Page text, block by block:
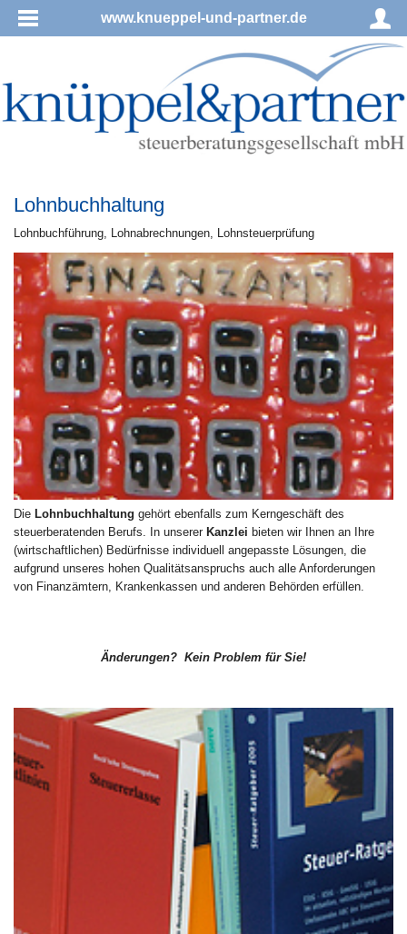
www.knueppel-und-partner.de
Lohnbuchhaltung
Lohn­buch­füh­rung, Lohnabrechnungen, Lohnsteuerprüfung
Die Lohnbuchhaltung gehört ebenfalls zum Kerngeschäft des
steuerberatenden Berufs. In unserer Kanzlei bieten wir Ihnen an Ihre
(wirtschaftlichen) Bedürfnisse individuell angepasste Lösungen, die
aufgrund unseres hohen Qualitätsanspruchs auch alle Anforderungen
von Finanzämtern, Krankenkassen und anderen Behörden erfüllen.
Änderungen? Kein Problem für Sie!